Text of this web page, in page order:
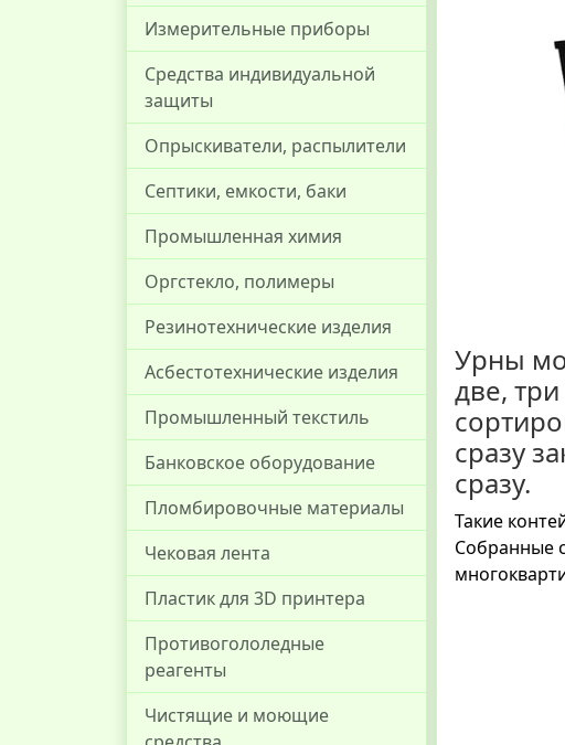
Измерительные приборы
Средства индивидуальной
защиты
Опрыскиватели, распылители
Септики, емкости, баки
Промышленная химия
Оргстекло, полимеры
Резинотехнические изделия
Асбестотехнические изделия
Промышленный текстиль
Банковское оборудование
Пломбировочные материалы
Чековая лента
Пластик для 3D принтера
Противогололедные
реагенты
Чистящие и моющие
Урны
две,
сразу
сразу.
Такие
Собранные